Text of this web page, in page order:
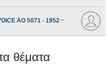
AO 5071 - 1952 ~
θέματα